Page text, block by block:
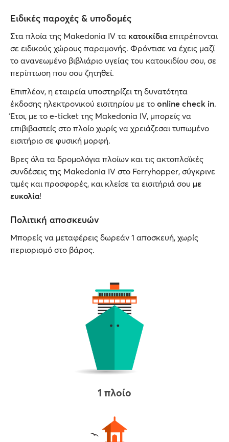
Ειδικές παροχές & υποδομές
Στα πλοία της Makedonia IV τα κατοικίδιαεπιτρέπονται
σε ειδικούς χώρους παραμονής. Φρόντισε να έχεις μαζί
το ανανεωμένο βιβλιάριο υγείας του κατοικιδίου σου, σε
περίπτωση που σου ζητηθεί.
Επιπλέον, η εταιρεία υποστηρίζει τη δυνατότητα
έκδοσης ηλεκτρονικού εισιτηρίου με το online check in.
Έτσι, με το e-ticket της Makedonia IV, μπορείς να
επιβιβαστείς στο πλοίο χωρίς να χρειάζεσαι τυπωμένο
εισιτήριο σε φυσική μορφή.
Βρες όλα τα δρομολόγια πλοίων και τις ακτοπλοϊκές
συνδέσεις της Makedonia IV στο Ferryhopper, σύγκρινε
τιμές και προσφορές, και κλείσε τα εισιτήριά σου με
ευκολία!
Πολιτική αποσκευών
Μπορείς να μεταφέρεις δωρεάν 1 αποσκευή, χωρίς
περιορισμό στο βάρος.
1 πλοίο